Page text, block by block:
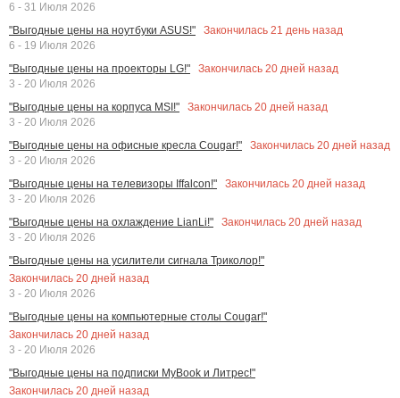
6 - 31 Июля 2026
"Выгодные цены на ноутбуки ASUS!"
Закончилась 21 день назад
6 - 19 Июля 2026
"Выгодные цены на проекторы LG!"
Закончилась 20 дней назад
3 - 20 Июля 2026
"Выгодные цены на корпуса MSI!"
Закончилась 20 дней назад
3 - 20 Июля 2026
"Выгодные цены на офисные кресла Cougar!"
Закончилась 20 дней назад
3 - 20 Июля 2026
"Выгодные цены на телевизоры Iffalcon!"
Закончилась 20 дней назад
3 - 20 Июля 2026
"Выгодные цены на охлаждение LianLi!"
Закончилась 20 дней назад
3 - 20 Июля 2026
"Выгодные цены на усилители сигнала Триколор!"
Закончилась 20 дней назад
3 - 20 Июля 2026
"Выгодные цены на компьютерные столы Cougar!"
Закончилась 20 дней назад
3 - 20 Июля 2026
"Выгодные цены на подписки MyBook и Литрес!"
Закончилась 20 дней назад